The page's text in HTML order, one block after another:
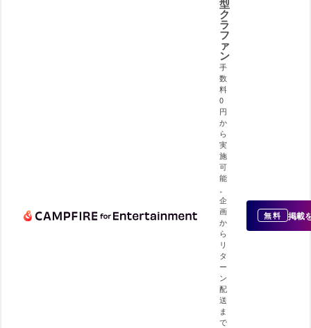
型
ク
ラ
フ
ァ
ン
手
数
料
0
円
か
ら
実
施
可
能
企
画
か
ら
リ
タ
ー
ン
配
送
ま
で
無料 掲載